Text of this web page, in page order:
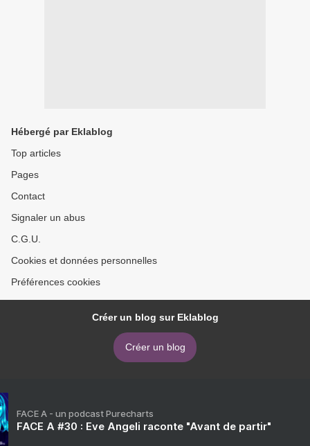
Hébergé par Eklablog
Top articles
Pages
Contact
Signaler un abus
C.G.U.
Cookies et données personnelles
Préférences cookies
Créer un blog sur Eklablog
Créer un blog
FACE A - un podcast Purecharts
FACE A #30 : Eve Angeli raconte "Avant de partir"